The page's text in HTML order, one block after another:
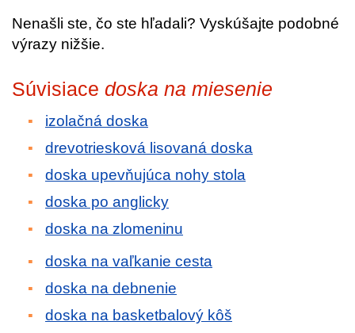
Nenašli ste, čo ste hľadali? Vyskúšajte podobné
výrazy nižšie.
Súvisiace doska na miesenie
izolačná doska
drevotriesková lisovaná doska
doska upevňujúca nohy stola
doska po anglicky
doska na zlomeninu
doska na vaľkanie cesta
doska na debnenie
doska na basketbalový kôš